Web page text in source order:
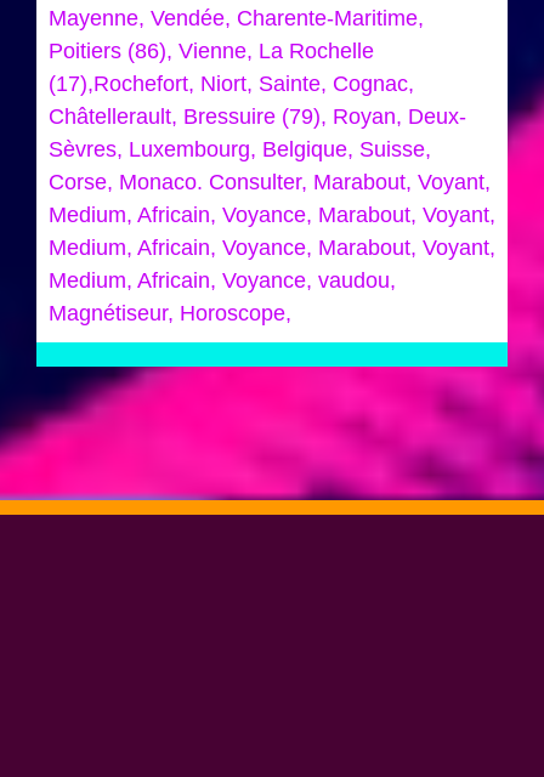
Mayenne, Vendée, Charente-Maritime,
Poitiers (86), Vienne, La Rochelle
(17),Rochefort, Niort, Sainte, Cognac,
Châtellerault, Bressuire (79), Royan, Deux-
Sèvres, Luxembourg, Belgique, Suisse,
Corse, Monaco. Consulter, Marabout, Voyant,
Medium, Africain, Voyance, Marabout, Voyant,
Medium, Africain, Voyance, Marabout, Voyant,
Medium, Africain, Voyance, vaudou,
Magnétiseur, Horoscope,